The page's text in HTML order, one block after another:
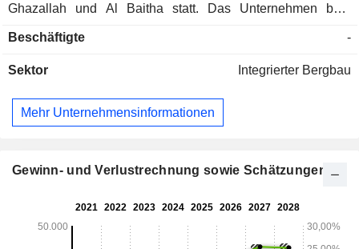
Ghazallah und Al Baitha statt. Das Unternehmen baut
geringwertiges Bauxit, Kaolin und Magnesit ab. Das
Strategische Geschäftseinheit Phosphat, Strategische
Edel- und Basismetalle und Corporate. Die
Tochtergesellschaften des Unternehmens sind: Maaden
Beschäftigte -
Sektor Integrierter Bergbau
Mehr Unternehmensinformationen
Gewinn- und Verlustrechnung sowie Schätzungen